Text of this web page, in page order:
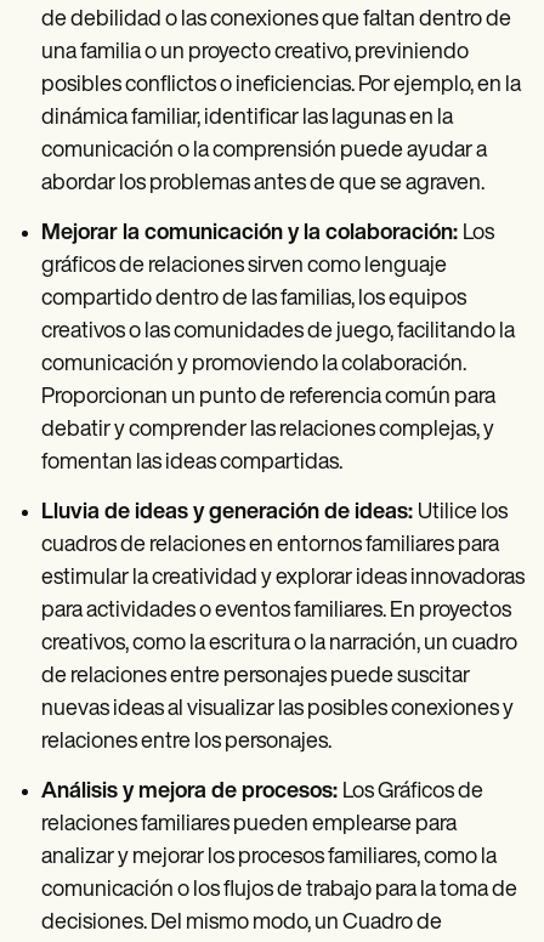
de debilidad o las conexiones que faltan dentro de
una familia o un proyecto creativo, previniendo
posibles conflictos o ineficiencias. Por ejemplo, en la
dinámica familiar, identificar las lagunas en la
comunicación o la comprensión puede ayudar a
abordar los problemas antes de que se agraven.
Mejorar la comunicación y la colaboración: Los
gráficos de relaciones sirven como lenguaje
compartido dentro de las familias, los equipos
creativos o las comunidades de juego, facilitando la
comunicación y promoviendo la colaboración.
Proporcionan un punto de referencia común para
debatir y comprender las relaciones complejas, y
fomentan las ideas compartidas.
Lluvia de ideas y generación de ideas: Utilice los
cuadros de relaciones en entornos familiares para
estimular la creatividad y explorar ideas innovadoras
para actividades o eventos familiares. En proyectos
creativos, como la escritura o la narración, un cuadro
de relaciones entre personajes puede suscitar
nuevas ideas al visualizar las posibles conexiones y
relaciones entre los personajes.
Análisis y mejora de procesos: Los Gráficos de
relaciones familiares pueden emplearse para
analizar y mejorar los procesos familiares, como la
comunicación o los flujos de trabajo para la toma de
decisiones. Del mismo modo, un Cuadro de